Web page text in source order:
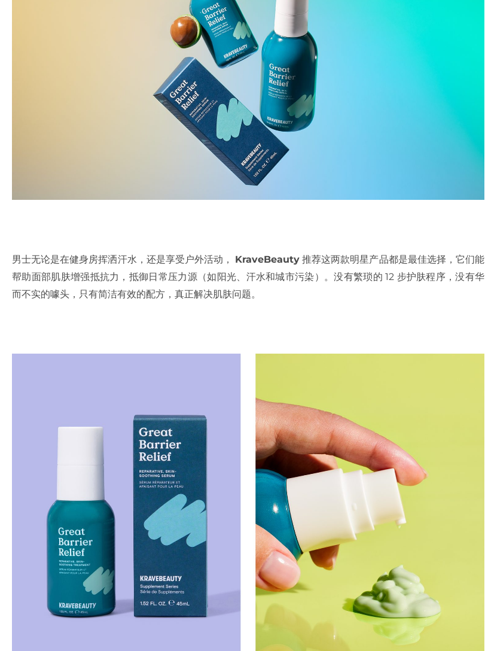
男士无论是在健身房挥洒汗水，还是享受户外活动， KraveBeauty 推荐这两款明星产品都是最佳选择，它们能
帮助面部肌肤增强抵抗力，抵御日常压力源（如阳光、汗水和城市污染）。没有繁琐的 12 步护肤程序，没有华
而不实的噱头，只有简洁有效的配方，真正解决肌肤问题。